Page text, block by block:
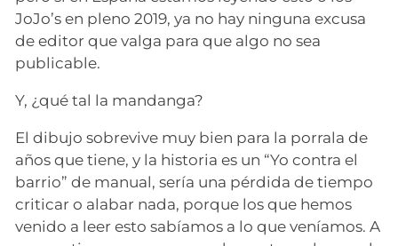
JoJo’s en pleno 2019, ya no hay ninguna excusa
de editor que valga para que algo no sea
publicable.
Y, ¿qué tal la mandanga?
El dibujo sobrevive muy bien para la porrala de
años que tiene, y la historia es un “Yo contra el
barrio” de manual, sería una pérdida de tiempo
criticar o alabar nada, porque los que hemos
venido a leer esto sabíamos a lo que veníamos. A